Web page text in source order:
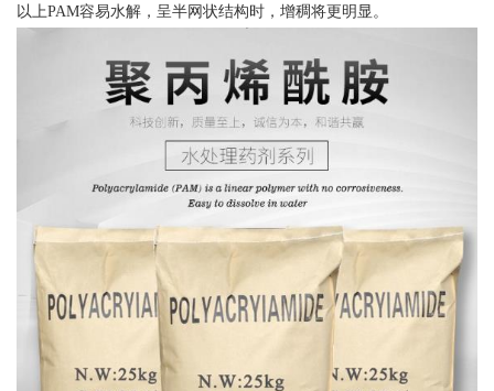
以上PAM容易水解，呈半网状结构时，增稠将更明显。